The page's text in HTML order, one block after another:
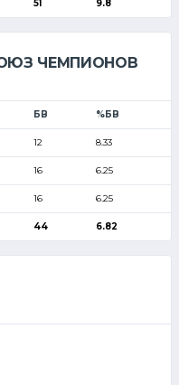
51 9.8
ЧЕМПИОНОВ
БВ %БВ
12 8.33
16 6.25
16 6.25
44 6.82